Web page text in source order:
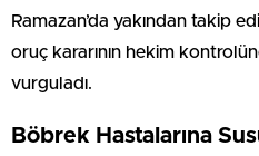
Ramazan’da yakından takip
oruç kararının hekim
vurguladı.
Böbrek Hastalarına